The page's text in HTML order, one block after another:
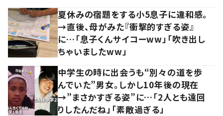
夏休みの宿題をする小5息子に違和感。
→直後、母がみた『衝撃的すぎる姿』
に…「息子くんサイコーww」「吹き出し
ちゃいましたww」
中学生の時に出会うも“別々の道を歩
んでいた”男女。しかし10年後の現在
→”まさかすぎる姿”に…「2人とも遠回
りしたんだね」「素敵過ぎる」